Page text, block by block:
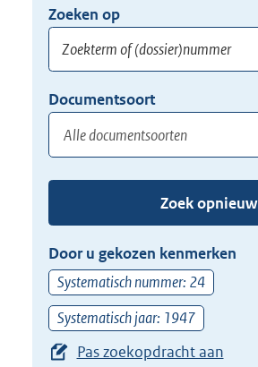
Opnieuw
zoeken:
Zoeken op
of
(dossier)nummer
hier
uw
zoekterm
of
(dossier)nummer
in
Documentsoort
of
de
pijl
beneden
toets
om
Zoek opnieuw
Door u gekozen kenmerken
Systematisch nummer: 24
Systematisch jaar: 1947
Pas zoekopdracht aan